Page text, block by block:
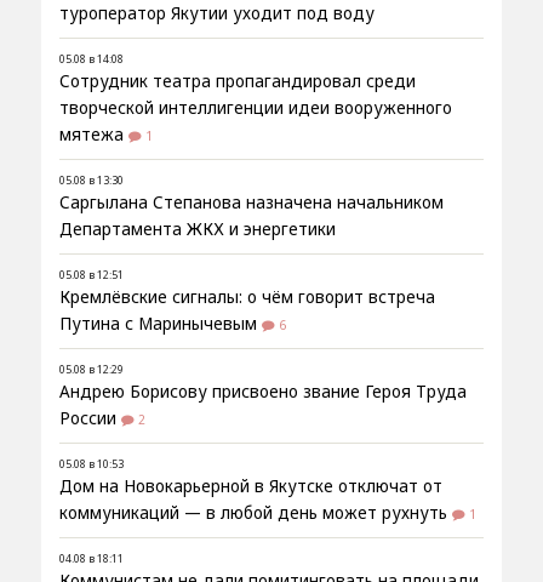
туроператор Якутии уходит под воду
05.08 в 14:08
Сотрудник театра пропагандировал среди
творческой интеллигенции идеи вооруженного
мятежа
1
05.08 в 13:30
Саргылана Степанова назначена начальником
Департамента ЖКХ и энергетики
05.08 в 12:51
Кремлёвские сигналы: о чём говорит встреча
Путина с Маринычевым
6
05.08 в 12:29
Андрею Борисову присвоено звание Героя Труда
России
2
05.08 в 10:53
Дом на Новокарьерной в Якутске отключат от
коммуникаций — в любой день может рухнуть
1
04.08 в 18:11